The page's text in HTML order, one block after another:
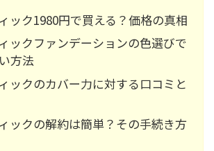
ック1980円で買える？価格の真相
ックファンデーションの色選びで
方法
ックのカバー力に対する口コミと
ックの解約は簡単？その手続き方